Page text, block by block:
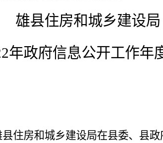
雄县住房和城乡建设局
年政府信息公开工作年
县住房和城乡建设局在县委、 县政